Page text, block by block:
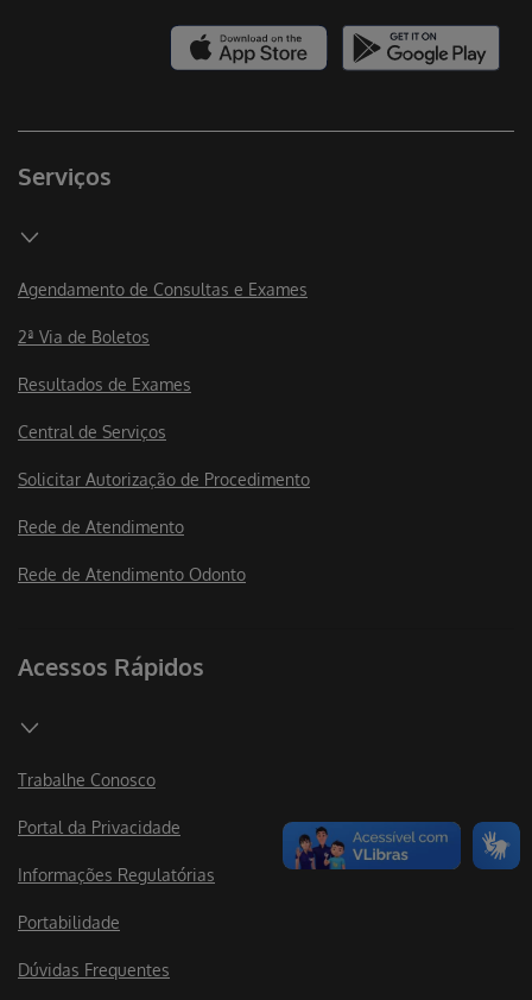
Serviços
Agendamento de Consultas e Exames
2ª Via de Boletos
Resultados de Exames
Central de Serviços
Solicitar Autorização de Procedimento
Rede de Atendimento
Rede de Atendimento Odonto
Acessos Rápidos
Trabalhe Conosco
Portal da Privacidade
Informações Regulatórias
Portabilidade
Dúvidas Frequentes